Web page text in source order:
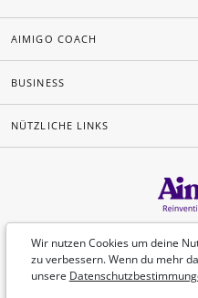
Wir nutzen Cookies um deine
zu verbessern. Wenn du mehr
unsere
AIMIGO COACH
BUSINESS
NÜTZLICHE LINKS